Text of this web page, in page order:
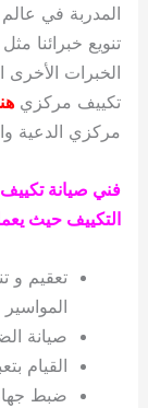
المدربة في
تنويع خبرائنا
الخبرات الأخرى
تكييف مركزي
مركزي الدعية
فني صيانة
التكييف حيث
تعقيم و
صيانة
القيام
ضبط